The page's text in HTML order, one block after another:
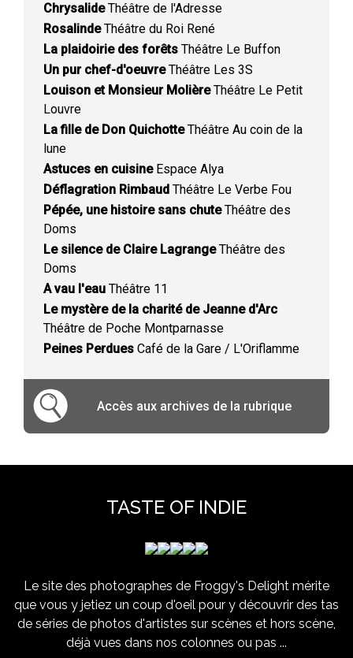
ChrysalideThéâtre de l'Adresse
RosalindeThéâtre du Roi René
La plaidoirie des forêts Théâtre Le Buffon
Un pur chef-d'oeuvreThéâtre Les 3S
Louison et Monsieur MolièreThéâtre Le Petit
Louvre
La fille de Don QuichotteThéâtre Au coin de la
lune
Astuces en cuisineEspace Alya
Déflagration Rimbaud Théâtre Le Verbe Fou
Pépée, une histoire sans chuteThéâtre des
Doms
Le silence de Claire LagrangeThéâtre des
Doms
A vau l'eau Théâtre 11
Le mystère de la charité de Jeanne d'Arc
Théâtre de Poche Montparnasse
Peines Perdues Café de la Gare / L'Oriflamme
Accès aux archives de la rubrique
TASTE OF INDIE
Le site des photographes de Froggy's Delight mérite
que vous y jetiez un coup d'oeil pour y découvrir des tas
de séries de photos d'artistes sur scènes et hors scène,
déjà vues dans nos colonnes ou pas ...